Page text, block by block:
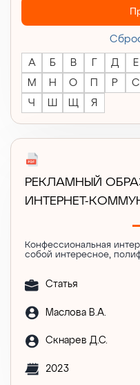
А Б В Д Е
М
Н О Р С
Ч
Ш Щ Я
РЕКЛАМНЫЙ
ИНТЕРНЕТ-
Конфессиональная
собой интересное,
Статья
Маслова В.А.
Скнарев Д.С.
2023